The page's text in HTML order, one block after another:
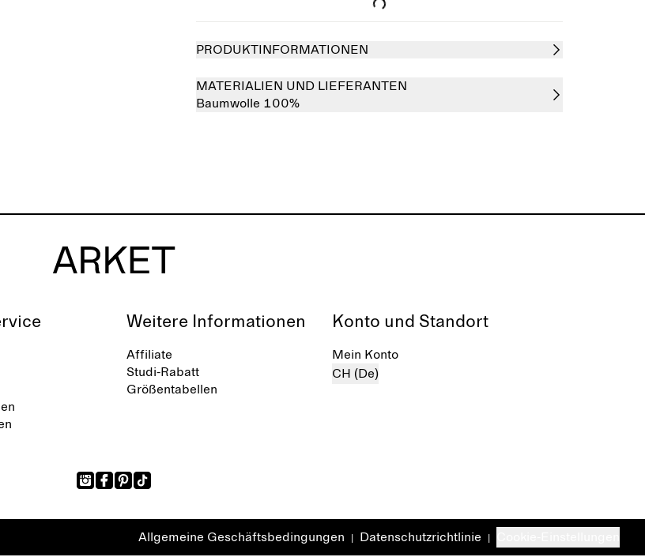
PRODUKTINFORMATIONEN
MATERIALIEN UND LIEFERANTEN
Baumwolle 100%
Weitere Informationen
Affiliate
Studi-Rabatt
Größentabellen
Konto und Standort
Mein Konto
CH (De)
Allgemeine Geschäftsbedingungen Datenschutzrichtlinie